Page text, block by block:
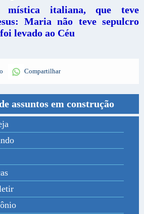
mística italiana, que teve
Maria não teve sepulcro
levado ao Céu
Compartilhar
assuntos em construção